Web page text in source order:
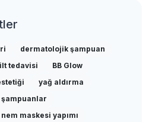
dermatolojik şampuan
tedavisi
BB Glow
yağ aldırma
şampuanlar
nem maskesi yapımı